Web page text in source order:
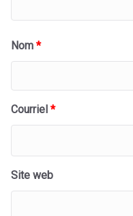
Nom *
Courriel *
Site web